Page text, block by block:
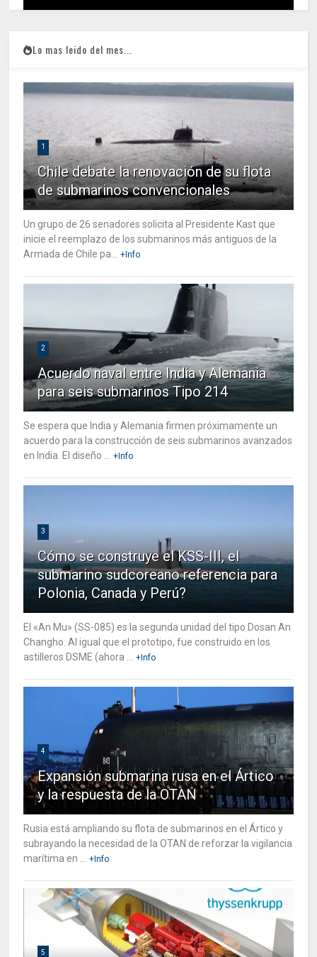
Lo mas leido del mes...
1
Chile debate la renovación de su flota
de submarinos convencionales
Un grupo de 26 senadores solicita al Presidente Kast que
inicie el reemplazo de los submarinos más antiguos de la
Armada de Chile pa...
+Info
2
Acuerdo naval entre India y Alemania
para seis submarinos Tipo 214
Se espera que India y Alemania firmen próximamente un
acuerdo para la construcción de seis submarinos avanzados
en India. El diseño ...
+Info
3
Cómo se construye el KSS-III, el
submarino sudcoreano referencia para
Polonia, Canada y Perú?
El «An Mu» (SS-085) es la segunda unidad del tipo Dosan An
Changho. Al igual que el prototipo, fue construido en los
astilleros DSME (ahora ...
+Info
4
Expansión submarina rusa en el Ártico
y la respuesta de la OTAN
Rusia está ampliando su flota de submarinos en el Ártico y
subrayando la necesidad de la OTAN de reforzar la vigilancia
marítima en ...
+Info
5